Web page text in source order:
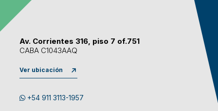
Av. Corrientes 316, piso 7 of.751
CABA C1043AAQ
Ver ubicación
+54 911 3113-1957